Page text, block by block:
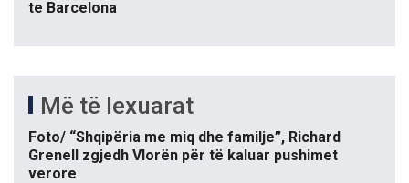
te Barcelona
Më të lexuarat
Foto/ “Shqipëria me miq dhe familje”, Richard
Grenell zgjedh Vlorën për të kaluar pushimet
verore